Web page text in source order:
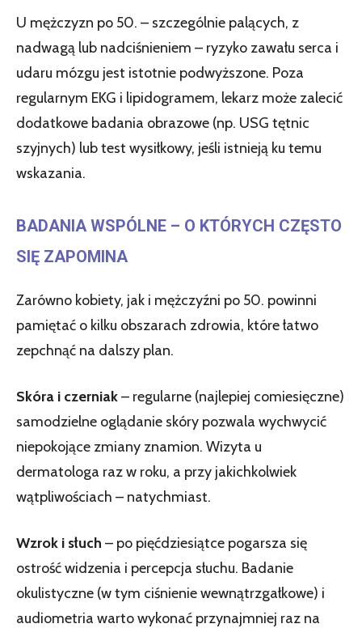
U mężczyzn po 50. – szczególnie palących, z
nadwagą lub nadciśnieniem – ryzyko zawału serca i
udaru mózgu jest istotnie podwyższone. Poza
regularnym EKG i lipidogramem, lekarz może zalecić
dodatkowe badania obrazowe (np. USG tętnic
szyjnych) lub test wysiłkowy, jeśli istnieją ku temu
wskazania.
BADANIA WSPÓLNE – O KTÓRYCH CZĘSTO
SIĘ ZAPOMINA
Zarówno kobiety, jak i mężczyźni po 50. powinni
pamiętać o kilku obszarach zdrowia, które łatwo
zepchnąć na dalszy plan.
Skóra i czerniak– regularne (najlepiej comiesięczne)
samodzielne oglądanie skóry pozwala wychwycić
niepokojące zmiany znamion. Wizyta u
dermatologa raz w roku, a przy jakichkolwiek
wątpliwościach – natychmiast.
Wzrok i słuch – po pięćdziesiątce pogarsza się
ostrość widzenia i percepcja słuchu. Badanie
okulistyczne (w tym ciśnienie wewnątrzgałkowe) i
audiometria warto wykonać przynajmniej raz na